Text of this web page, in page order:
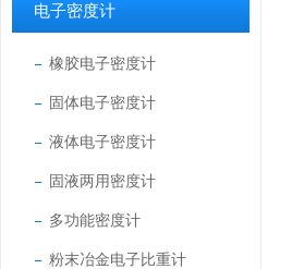
电子密度计
橡胶电子密度计
固体电子密度计
液体电子密度计
固液两用密度计
多功能密度计
粉末冶金电子比重计